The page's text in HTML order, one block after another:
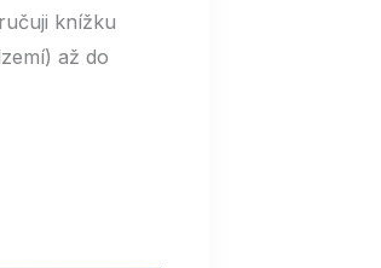
knížku
až do